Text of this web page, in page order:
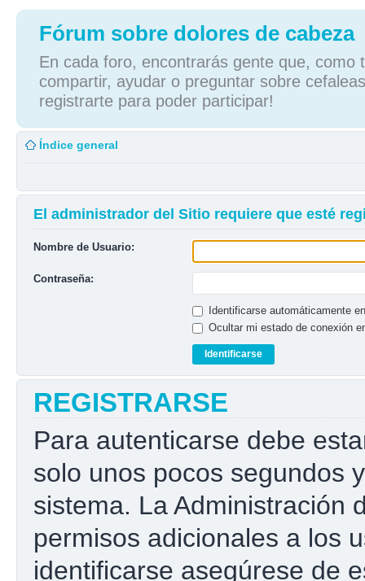
Fórum sobre dolores de cabeza
En cada foro, encontrarás gente que, como
compartir, ayudar o preguntar sobre
registrarte para poder participar!
Índice general
El administrador del Sitio requiere que esté
Nombre de Usuario:
Contraseña:
Identificarse automáticamente
Ocultar mi estado de conexión
REGISTRARSE
Para autenticarse debe
solo unos pocos segundos
sistema. La Administración
permisos adicionales a los
identificarse asegúrese de